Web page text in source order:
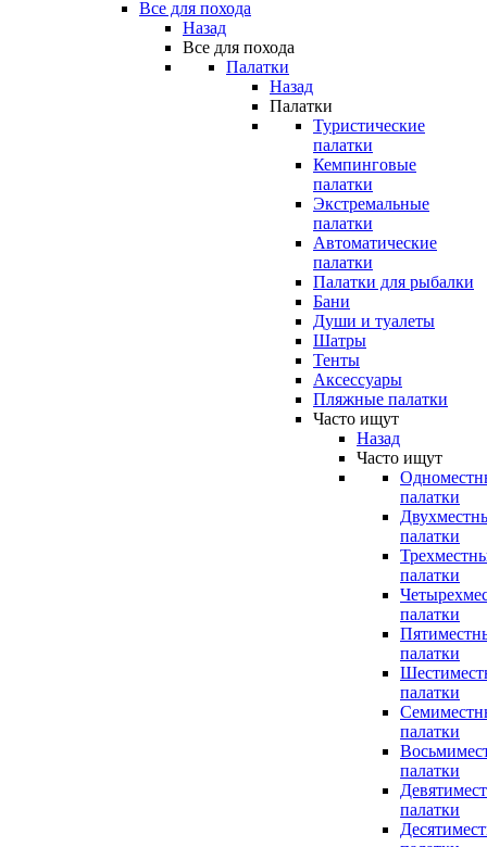
Все для похода
Назад
Все для похода
Палатки
Назад
Палатки
Туристические
палатки
Кемпинговые
палатки
Экстремальные
палатки
Автоматические
палатки
Палатки для рыбалки
Бани
Души и туалеты
Шатры
Тенты
Аксессуары
Пляжные палатки
Часто ищут
Назад
Часто ищут
палатки
палатки
палатки
палатки
палатки
палатки
палатки
палатки
палатки